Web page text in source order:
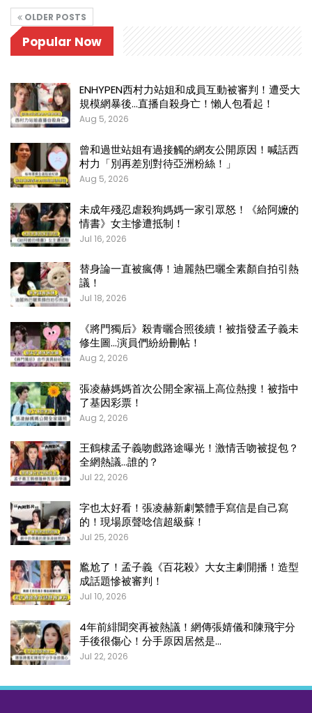
OLDER POSTS
Popular Now
ENHYPEN西村力站姐和成員互動被審判！遭受大
規模網暴後…直播自殺身亡！懶人包看起！
Aug 5, 2026
曾和過世站姐有過接觸的網友公開原因！喊話西
村力「別再差別對待亞洲粉絲！」
Aug 5, 2026
未成年殘忍虐殺狗媽媽一家引眾怒！《給阿嬤的
情書》女主慘遭抵制！
Jul 16, 2026
替身論一直被瘋傳！迪麗熱巴曬全素顏自拍引熱
議！
Jul 18, 2026
《將門獨后》殺青曬合照後續！被指發孟子義未
修生圖…演員們紛紛刪帖！
Aug 2, 2026
張凌赫媽媽首次公開全家福上高位熱搜！被指中
了基因彩票！
Aug 2, 2026
王鶴棣孟子義吻戲路途曝光！激情舌吻被捉包？
全網熱議…誰的？
Jul 22, 2026
字也太好看！張凌赫新劇繁體手寫信是自己寫
的！現場原聲唸信超級蘇！
Jul 25, 2026
尷尬了！孟子義《百花殺》大女主劇開播！造型
成話題慘被審判！
Jul 10, 2026
4年前緋聞突再被熱議！網傳張婧儀和陳飛宇分
手後很傷心！分手原因居然是…
Jul 22, 2026